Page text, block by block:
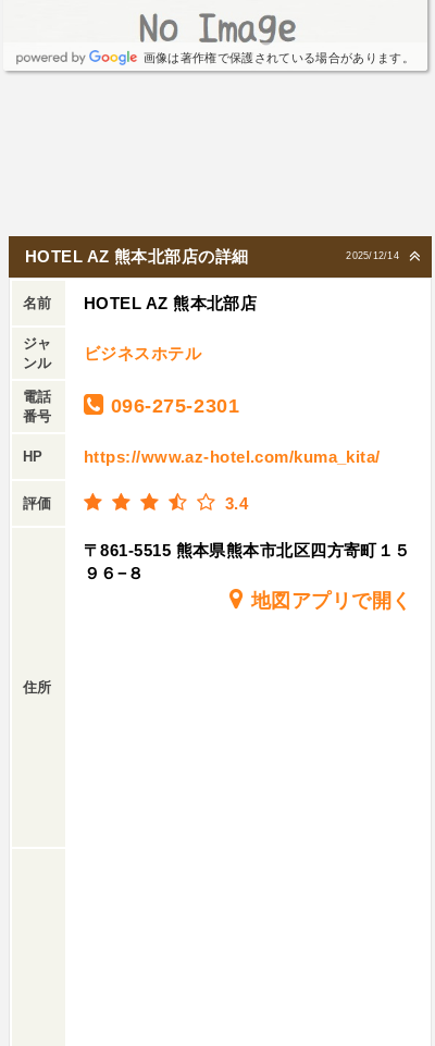
画像は著作権で保護されている場合があります。
2025/12/14
HOTEL AZ 熊本北部店の詳細
名前 HOTEL AZ 熊本北部店
ジャ
ンル
ビジネスホテル
電話
番号
096-275-2301
HP https://www.az-hotel.com/kuma_kita/
評価 3.4
住所
〒861-5515 熊本県熊本市北区四方寄町１５
９６−８
地図アプリで開く